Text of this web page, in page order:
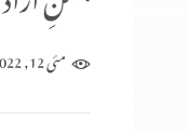
مئی 12, 2022